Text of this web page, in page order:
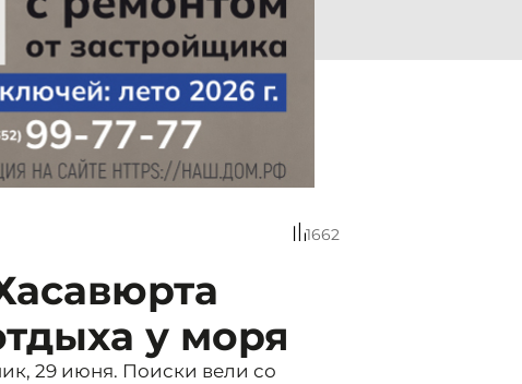
1662
у моря
29 июня. Поиски вели со